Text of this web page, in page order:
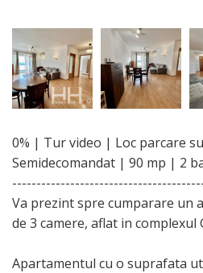
0% | Tur video | Loc parcare
Semidecomandat | 90 mp | 2
Va prezint spre cumparare un
de 3 camere, aflat in complexul
Apartamentul cu o suprafata